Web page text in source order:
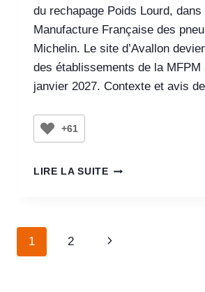
du rechapage Poids Lourd,
Manufacture Française des
Michelin. Le site d’Avallon
des établissements de la MFPM
janvier 2027. Contexte et avis
+61
LIRE LA SUITE
1 2